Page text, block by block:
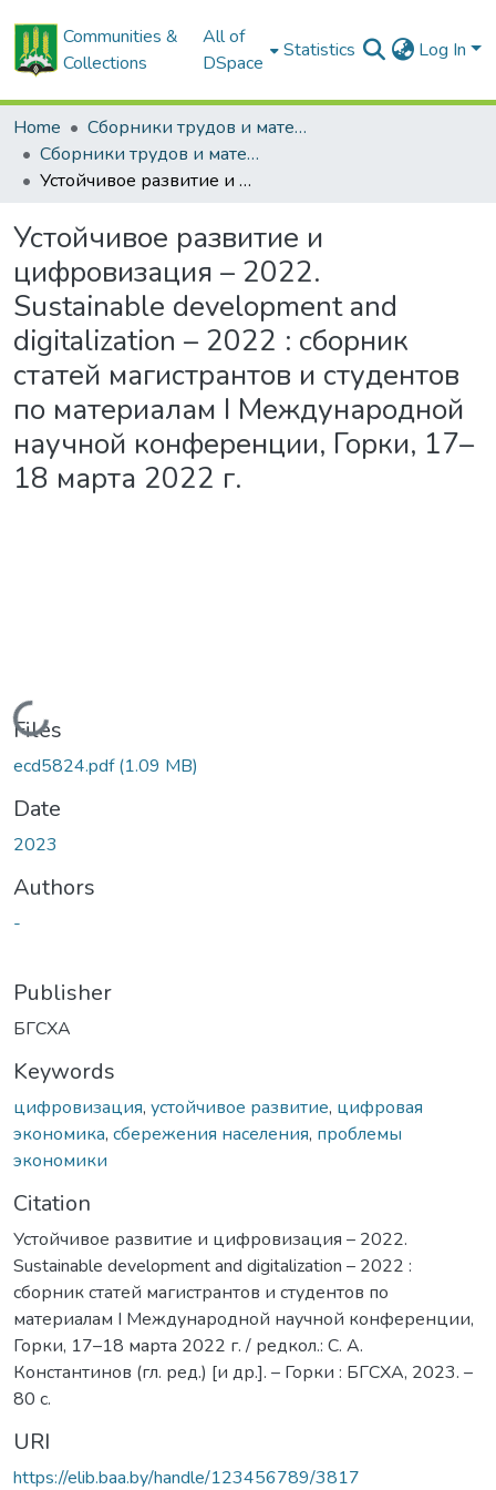
Communities &
Collections
All of
DSpace
Statistics Log In
Home
Сборники трудов и материалов конференций
Сборники трудов и материалы конференций студентов
Устойчивое развитие и цифровизация – 2022. Sustainable development and digitalization – 2022 : сборник статей магистрантов и студентов по материалам I Международной научной конференции, Горки, 17–18 марта 2022 г.
Устойчивое развитие и
цифровизация – 2022.
Sustainable development and
digitalization – 2022 : сборник
статей магистрантов и студентов
по материалам I Международной
научной конференции, Горки, 17–
18 марта 2022 г.
Loading...
Files
ecd5824.pdf(1.09 MB)
Date
2023
Authors
-
Publisher
БГСХА
Keywords
цифровизация, устойчивое развитие, цифровая
экономика, сбережения населения, проблемы
экономики
Citation
Устойчивое развитие и цифровизация – 2022.
Sustainable development and digitalization – 2022 :
сборник статей магистрантов и студентов по
материалам I Международной научной конференции,
Горки, 17–18 марта 2022 г. / редкол.: С. А.
Константинов (гл. ред.) [и др.]. – Горки : БГСХА, 2023. –
80 с.
URI
https://elib.baa.by/handle/123456789/3817